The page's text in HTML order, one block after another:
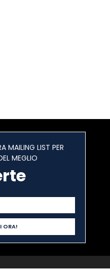
MAILING LIST PER
MEGLIO